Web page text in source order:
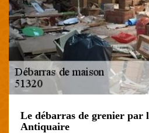
Le débarras de grenier par
Antiquaire